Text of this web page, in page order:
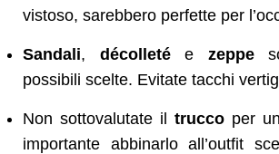
vistoso, sarebbero perfette per
Sandali, décolletée zeppe
possibili scelte. Evitate tacchi
Non sottovalutate il trucco per
importante abbinarlo all’outfit